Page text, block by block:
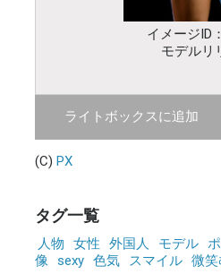
イメージID
モデルリ
ライトボックスに追加
(C) PX
タグ一覧
人物 女性 外国人 モデル
像
sexy 色気 スマイル 微笑